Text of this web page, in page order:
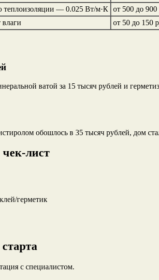
теплоизоляции — 0.025 Вт/м·К от 500 до 900
влаги от 50 до 150
ватой за 15 тысяч рублей и
обошлось в 35 тысяч рублей, дом
лист
герметик
с специалистом.